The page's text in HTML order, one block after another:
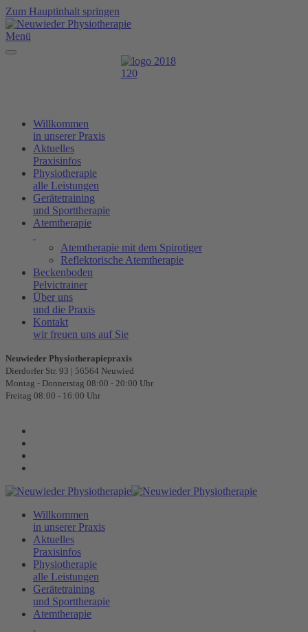
Zum Hauptinhalt springen
Menü
Willkommen
in unserer Praxis
Aktuelles
Praxisinfos
Physiotherapie
alle Leistungen
Gerätetraining
und Sporttherapie
Atemtherapie
Atemtherapie mit dem Spirotiger
Reflektorische Atemtherapie
Beckenboden
Pelvictrainer
Über uns
und die Praxis
Kontakt
wir freuen uns auf Sie
Neuwieder Physiotherapiepraxis
Dierdorfer Str. 93 | 56564 Neuwied
Montag - Donnerstag 08:00 - 20:00 Uhr
Freitag 08:00 - 16:00 Uhr
Willkommen
in unserer Praxis
Aktuelles
Praxisinfos
Physiotherapie
alle Leistungen
Gerätetraining
und Sporttherapie
Atemtherapie